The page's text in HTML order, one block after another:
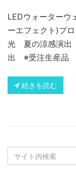
LEDウォーターウ
ーエフェクト)プ
光 夏の涼感演出
出 ※受注生産品
続きを読む